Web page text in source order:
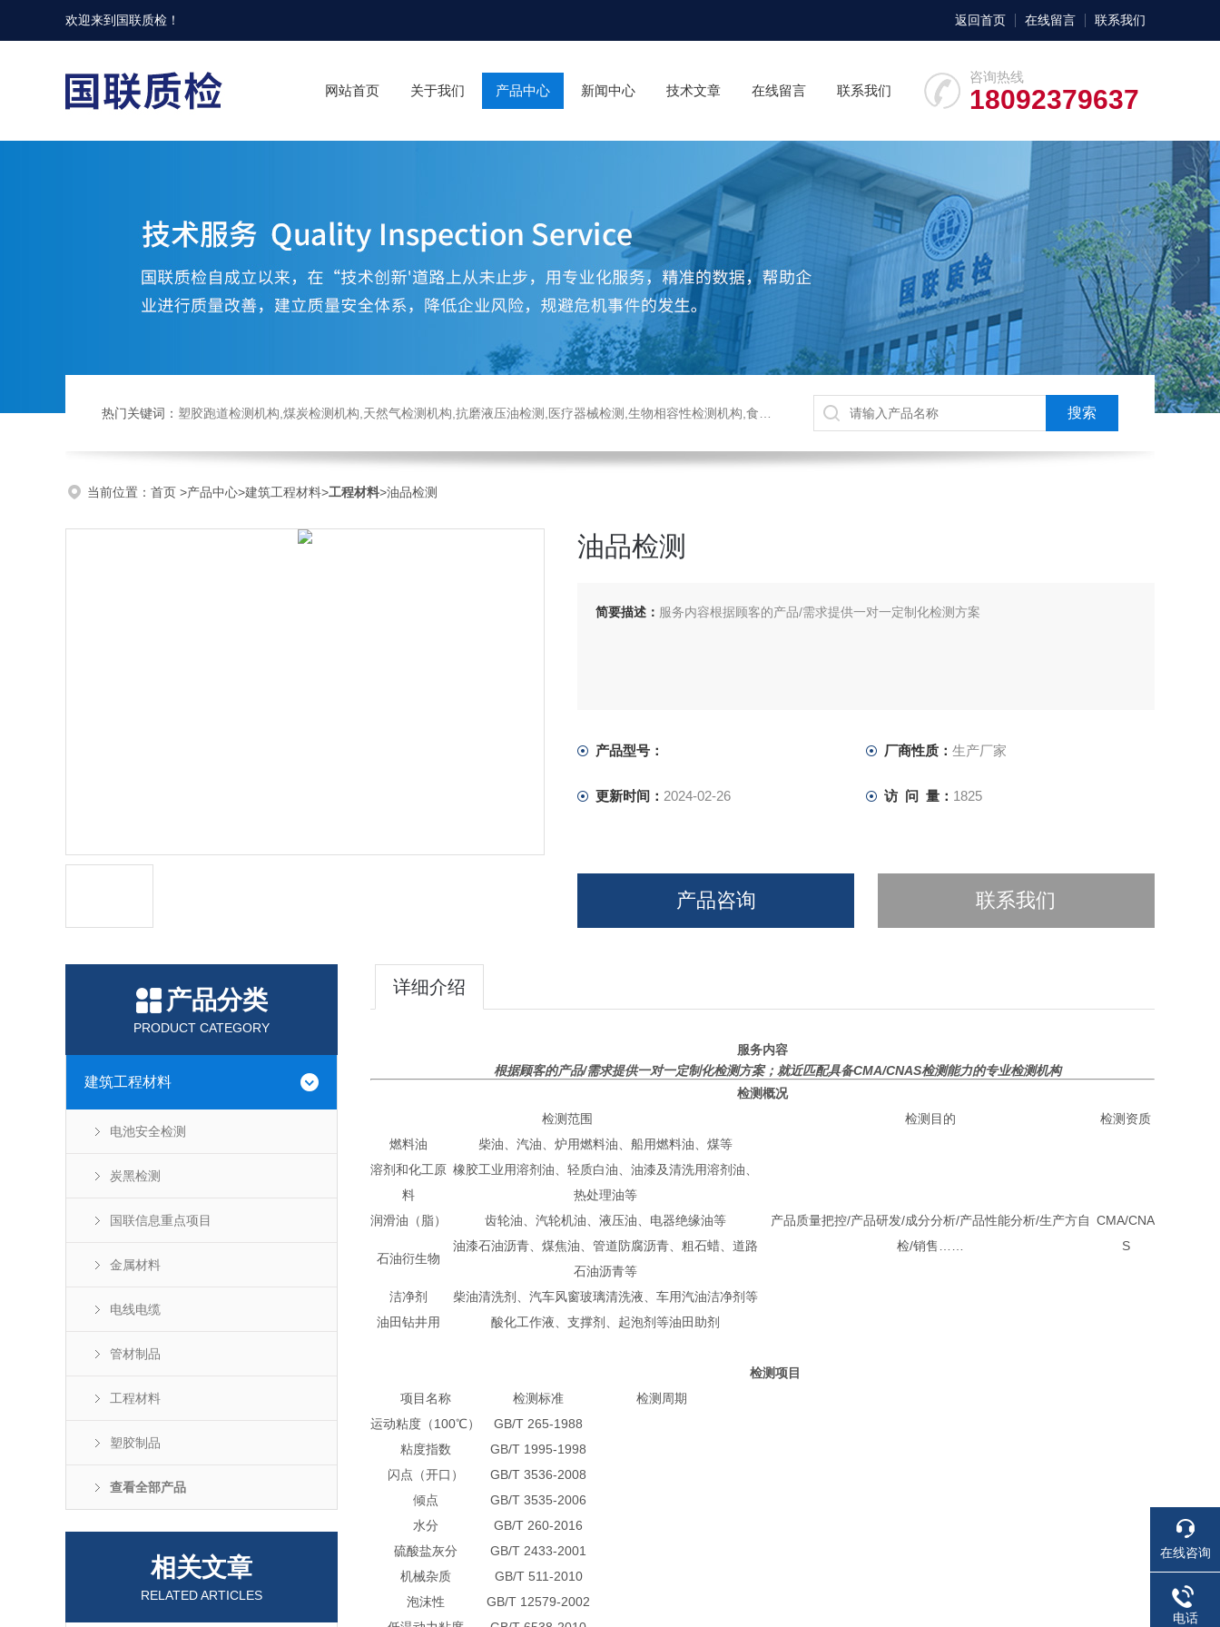
欢迎来到 国联质检 ！ 返回首页 在线留言 联系我们
咨询热线
18092379637
网站首页 关于我们 产品中心 新闻中心 技术文章 在线留言 联系我们
热门关键词： 塑胶跑道检测机构,煤炭检测机构,天然气检测机构,抗磨液压油检测,医疗器械检测,生物相容性检测机构,食品药品检测中心,消毒液检测,工程材料检测公司,不锈钢材质检测机构
当前位置： 首页 >产品中心>建筑工程材料>工程材料>油品检测
油品检测
简要描述： 服务内容根据顾客的产品/需求提供一对一定制化检测方案
产品型号： 厂商性质： 生产厂家
更新时间： 2024-02-26 访 问 量： 1825
产品咨询 联系我们
产品分类
PRODUCT CATEGORY
建筑工程材料
电池安全检测
炭黑检测
国联信息重点项目
金属材料
电线电缆
管材制品
工程材料
塑胶制品
查看全部产品
相关文章
RELATED ARTICLES
详细介绍
服务内容
根据顾客的产品/需求提供一对一定制化检测方案；就近匹配具备CMA/CNAS检测能力的专业检测机构
检测概况
检测范围
检测目的
检测资质
燃料油
柴油、汽油、炉用燃料油、船用燃料油、煤等
产品质量把控/产品研发/成分分析/产品性能分析/生产方自
检/销售……
CMA/CNA
S
溶剂和化工原
料
橡胶工业用溶剂油、轻质白油、油漆及清洗用溶剂油、
热处理油等
润滑油（脂）
齿轮油、汽轮机油、液压油、电器绝缘油等
石油衍生物
油漆石油沥青、煤焦油、管道防腐沥青、粗石蜡、道路
石油沥青等
洁净剂
柴油清洗剂、汽车风窗玻璃清洗液、车用汽油洁净剂等
油田钻井用
酸化工作液、支撑剂、起泡剂等油田助剂
检测项目
项目名称
检测标准
检测周期
运动粘度（100℃）
GB/T 265-1988
粘度指数
GB/T 1995-1998
闪点（开口）
GB/T 3536-2008
倾点
GB/T 3535-2006
水分
GB/T 260-2016
硫酸盐灰分
GB/T 2433-2001
机械杂质
GB/T 511-2010
泡沫性
GB/T 12579-2002
在线咨询
电话